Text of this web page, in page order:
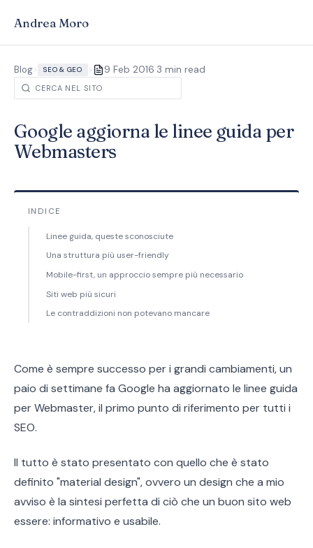
Andrea Moro
Blog> SEO & GEO > 9 Feb 2016·3 min read
Google aggiorna le linee guida per
Webmasters
Come è sempre successo per i grandi cambiamenti, un
paio di settimane fa Google ha aggiornato le linee guida
per Webmaster, il primo punto di riferimento per tutti i
SEO.
Il tutto è stato presentato con quello che è stato
definito "material design", ovvero un design che a mio
avviso è la sintesi perfetta di ciò che un buon sito web
essere: informativo e usabile.
INDICE
Linee guida, queste sconosciute
Una struttura più user-friendly
Mobile-first, un approccio sempre più necessario
Siti web più sicuri
Le contraddizioni non potevano mancare